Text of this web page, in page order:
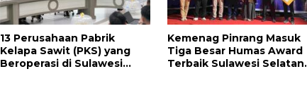
13 Perusahaan Pabrik
Kelapa Sawit (PKS) yang
Beroperasi di Sulawesi
Kemenag Pinrang Masuk
Tiga Besar Humas Award
Terbaik Sulawesi Selatan